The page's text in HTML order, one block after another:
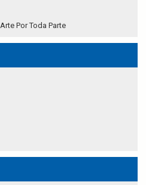
Por Toda Parte